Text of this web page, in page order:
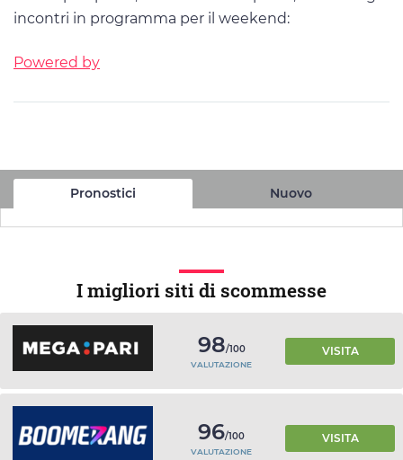
incontri in programma per il weekend:
Powered by
Pronostici Nuovo
I migliori siti di scommesse
98/100
VALUTAZIONE
VISITA
96/100
VALUTAZIONE
VISITA